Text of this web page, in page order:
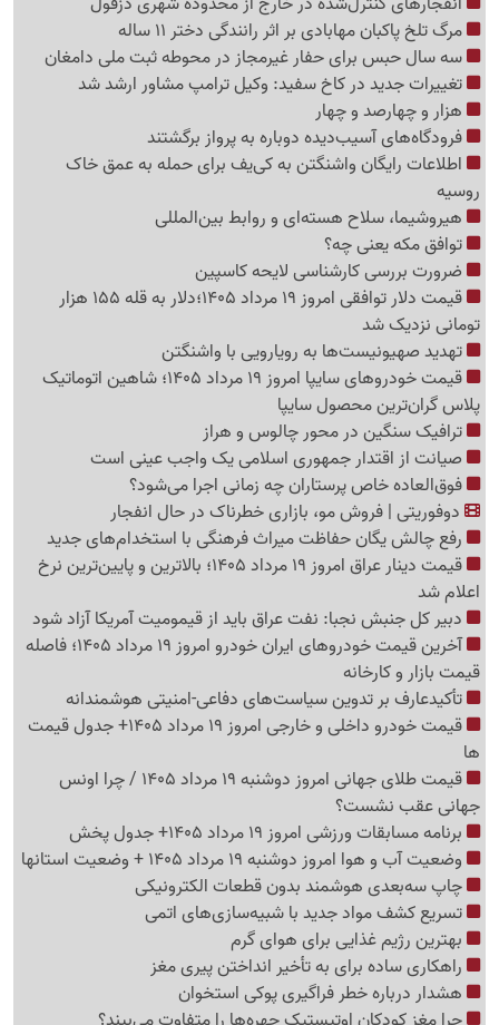
مرگ تلخ پاکبان مهابادی بر اثر رانندگی دختر 11 ساله
سه سال حبس برای حفار غیرمجاز در محوطه ثبت ملی دامغان
تغییرات جدید در کاخ سفید: وکیل ترامپ مشاور ارشد شد
هزار و چهارصد و چهار
فرودگاه‌های آسیب‌دیده دوباره به پرواز برگشتند
اطلاعات رایگان واشنگتن به کی‌یف برای حمله به عمق خاک
روسیه
هیروشیما، سلاح هسته‌ای و روابط بین‌المللی
توافق مکه یعنی چه؟
ضرورت بررسی کارشناسی لایحه کاسپین
قیمت دلار توافقی امروز 19 مرداد 1405؛دلار به قله 155 هزار
تومانی نزدیک شد
تهدید صهیونیست‌ها به رویارویی با واشنگتن
قیمت خودروهای سایپا امروز 19 مرداد 1405؛ شاهین اتوماتیک
پلاس گران‌ترین محصول سایپا
ترافیک سنگین در محور چالوس و هراز
صیانت از اقتدار جمهوری اسلامی یک واجب عینی است
فوق‌العاده خاص پرستاران چه زمانی اجرا می‌شود؟
دوفوریتی | فروش مو، بازاری خطرناک در حال انفجار
رفع چالش یگان حفاظت میراث فرهنگی با استخدام‌های جدید
قیمت دینار عراق امروز 19 مرداد 1405؛ بالاترین و پایین‌ترین نرخ
اعلام شد
دبیر کل جنبش نجبا: نفت عراق باید از قیمومیت آمریکا آزاد شود
آخرین قیمت خودروهای ایران خودرو امروز 19 مرداد 1405؛ فاصله
قیمت بازار و کارخانه
تأکیدعارف بر تدوین سیاست‌های دفاعی-امنیتی هوشمندانه
قیمت خودرو داخلی و خارجی امروز 19 مرداد 1405+ جدول قیمت
ها
قیمت طلای جهانی امروز دوشنبه 19 مرداد 1405 / چرا اونس
جهانی عقب نشست؟
برنامه مسابقات ورزشی امروز 19 مرداد 1405+ جدول پخش
وضعیت آب و هوا امروز دوشنبه 19 مرداد 1405 + وضعیت استانها
چاپ سه‌بعدی هوشمند بدون قطعات الکترونیکی
تسریع کشف مواد جدید با شبیه‌سازی‌های اتمی
بهترین رژیم غذایی برای هوای گرم
راهکاری ساده برای به تأخیر انداختن پیری مغز
هشدار درباره خطر فراگیری پوکی استخوان